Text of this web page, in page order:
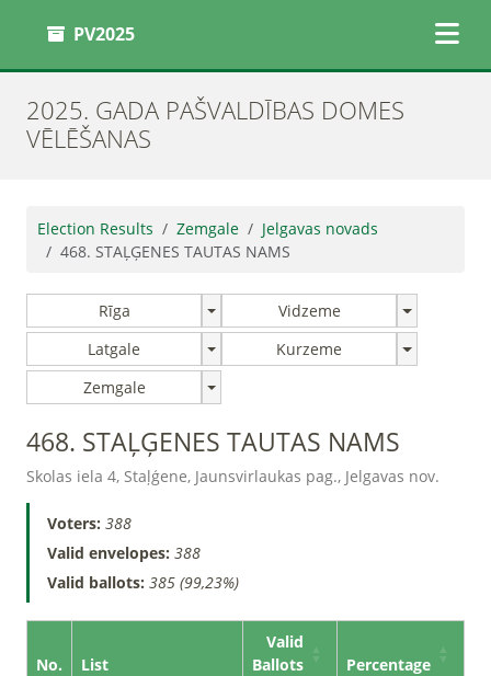
PV2025
2025. GADA PAŠVALDĪBAS DOMES
VĒLĒŠANAS
Election Results Zemgale
Jelgavas novads
468. STAĻĢENES TAUTAS NAMS
Rīga
Vidzeme
Latgale
Kurzeme
Zemgale
468. STAĻĢENES TAUTAS NAMS
Skolas iela 4, Staļģene, Jaunsvirlaukas pag., Jelgavas nov.
Voters: 388
Valid envelopes: 388
Valid ballots: 385 (99,23%)
No. List
Valid
Ballots
Percentage